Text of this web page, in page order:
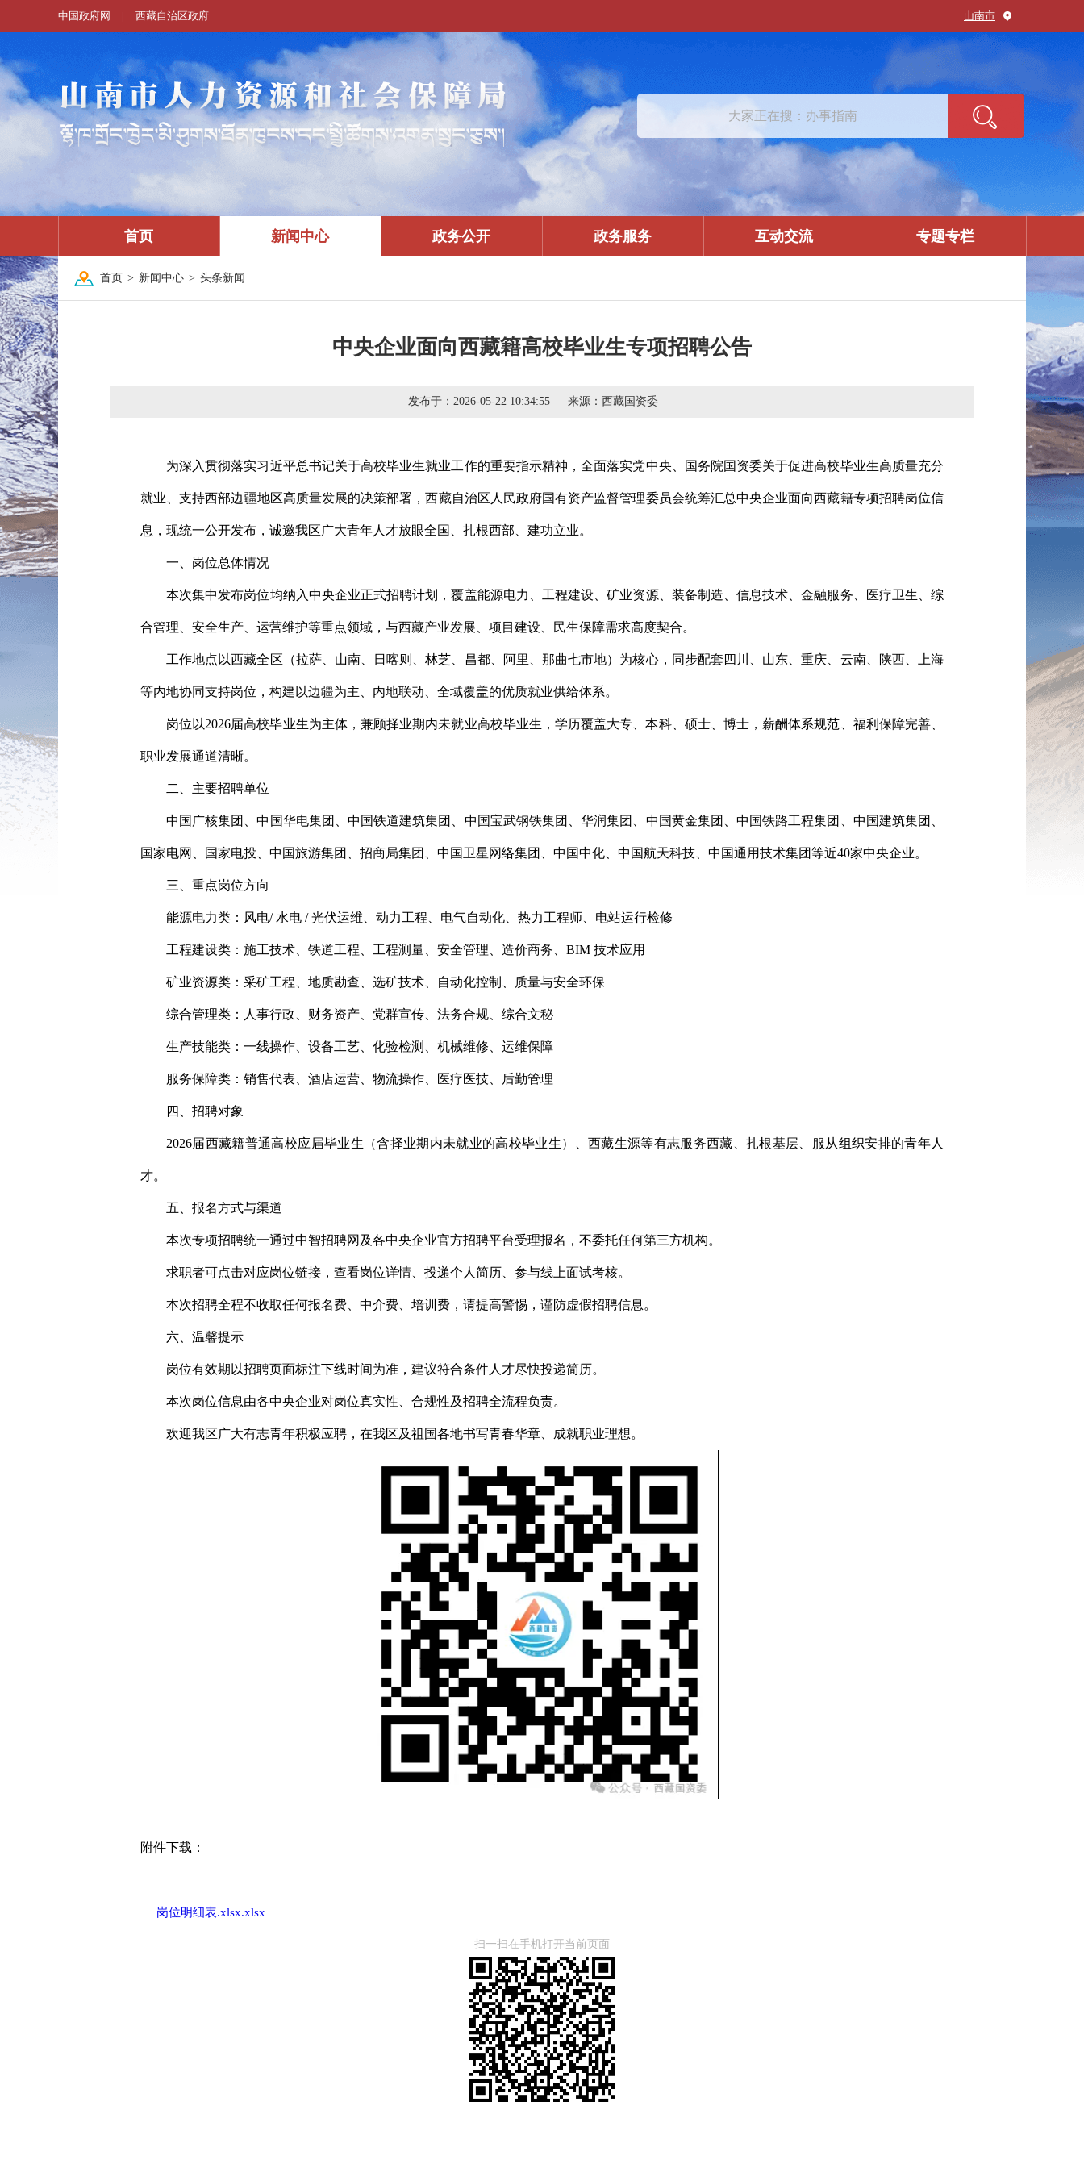
中国政府网 | 西藏自治区政府 山南市
首页 新闻中心 政务公开 政务服务 互动交流 专题专栏
首页 > 新闻中心 > 头条新闻
中央企业面向西藏籍高校毕业生专项招聘公告
发布于： 2026-05-22 10:34:55 来源： 西藏国资委
为深入贯彻落实习近平总书记关于高校毕业生就业工作的重要指示精神，全面落实党中央、国务院国资委关于促进高校毕业生高质量充分
就业、支持西部边疆地区高质量发展的决策部署，西藏自治区人民政府国有资产监督管理委员会统筹汇总中央企业面向西藏籍专项招聘岗位信
息，现统一公开发布，诚邀我区广大青年人才放眼全国、扎根西部、建功立业。
一、岗位总体情况
本次集中发布岗位均纳入中央企业正式招聘计划，覆盖能源电力、工程建设、矿业资源、装备制造、信息技术、金融服务、医疗卫生、综
合管理、安全生产、运营维护等重点领域，与西藏产业发展、项目建设、民生保障需求高度契合。
工作地点以西藏全区（拉萨、山南、日喀则、林芝、昌都、阿里、那曲七市地）为核心，同步配套四川、山东、重庆、云南、陕西、上海
等内地协同支持岗位，构建以边疆为主、内地联动、全域覆盖的优质就业供给体系。
岗位以2026届高校毕业生为主体，兼顾择业期内未就业高校毕业生，学历覆盖大专、本科、硕士、博士，薪酬体系规范、福利保障完善、
职业发展通道清晰。
二、主要招聘单位
中国广核集团、中国华电集团、中国铁道建筑集团、中国宝武钢铁集团、华润集团、中国黄金集团、中国铁路工程集团、中国建筑集团、
国家电网、国家电投、中国旅游集团、招商局集团、中国卫星网络集团、中国中化、中国航天科技、中国通用技术集团等近40家中央企业。
三、重点岗位方向
能源电力类：风电/ 水电 / 光伏运维、动力工程、电气自动化、热力工程师、电站运行检修
工程建设类：施工技术、铁道工程、工程测量、安全管理、造价商务、BIM 技术应用
矿业资源类：采矿工程、地质勘查、选矿技术、自动化控制、质量与安全环保
综合管理类：人事行政、财务资产、党群宣传、法务合规、综合文秘
生产技能类：一线操作、设备工艺、化验检测、机械维修、运维保障
服务保障类：销售代表、酒店运营、物流操作、医疗医技、后勤管理
四、招聘对象
2026届西藏籍普通高校应届毕业生（含择业期内未就业的高校毕业生）、西藏生源等有志服务西藏、扎根基层、服从组织安排的青年人
才。
五、报名方式与渠道
本次专项招聘统一通过中智招聘网及各中央企业官方招聘平台受理报名，不委托任何第三方机构。
求职者可点击对应岗位链接，查看岗位详情、投递个人简历、参与线上面试考核。
本次招聘全程不收取任何报名费、中介费、培训费，请提高警惕，谨防虚假招聘信息。
六、温馨提示
岗位有效期以招聘页面标注下线时间为准，建议符合条件人才尽快投递简历。
本次岗位信息由各中央企业对岗位真实性、合规性及招聘全流程负责。
欢迎我区广大有志青年积极应聘，在我区及祖国各地书写青春华章、成就职业理想。
附件下载：
岗位明细表.xlsx.xlsx
扫一扫在手机打开当前页面